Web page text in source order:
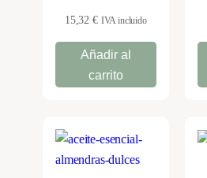
15,32€ IVA incluido
Añadir al
carrito